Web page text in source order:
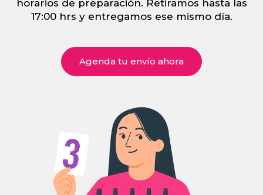
horarios de preparación. Retiramos hasta las
17:00 hrs y entregamos ese mismo día.
Agenda tu envío ahora